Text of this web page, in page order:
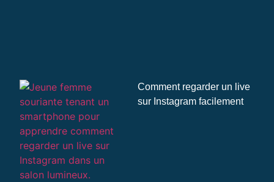
Comment regarder un live
sur Instagram facilement